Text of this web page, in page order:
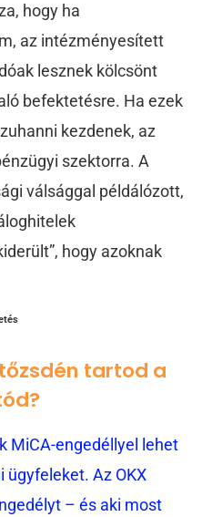
hogy ha
az intézményesített
lesznek kölcsönt
befektetésre. Ha ezek
kezdenek, az
szektorra. A
válsággal példálózott,
hogy azoknak
tartod a
MiCA-engedéllyel lehet
ügyfeleket. Az OKX
– és aki most